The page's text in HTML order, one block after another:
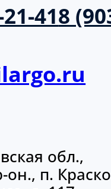
418
обл.,
п.